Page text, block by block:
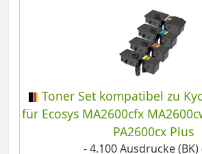
Toner Set kompatibel zu
für Ecosys MA2600cfx
PA2600cx Plus
- 4.100 Ausdrucke (BK)